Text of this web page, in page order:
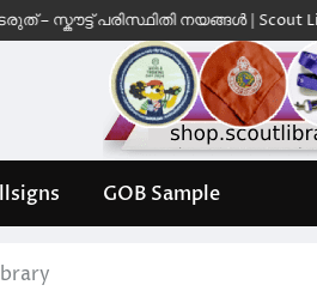
പരിസ്ഥിതി നയങ്ങൾ | Scout Library
GOB Sample